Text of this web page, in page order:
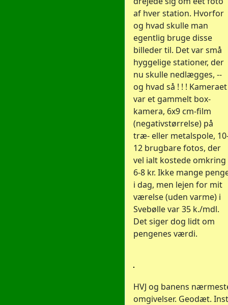
af hver station. Hvorfor
og hvad skulle man
egentlig bruge disse
billeder til. Det var små
hyggelige stationer, der
nu skulle nedlægges, --
og hvad så ! ! ! Kameraet
var et gammelt box-
kamera, 6x9 cm-film
(negativstørrelse) på
træ- eller metalspole,
12 brugbare fotos, der
vel ialt kostede omkring
6-8 kr. Ikke mange
i dag, men lejen for mit
værelse (uden varme) i
Svebølle var 35 k./mdl.
Det siger dog lidt om
pengenes værdi.
HVJ og banens
omgivelser. Geodæt.